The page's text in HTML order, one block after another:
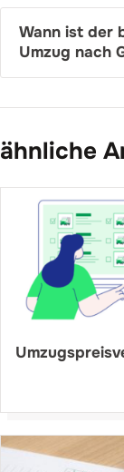
Wann ist der
Umzug nach
ähnliche